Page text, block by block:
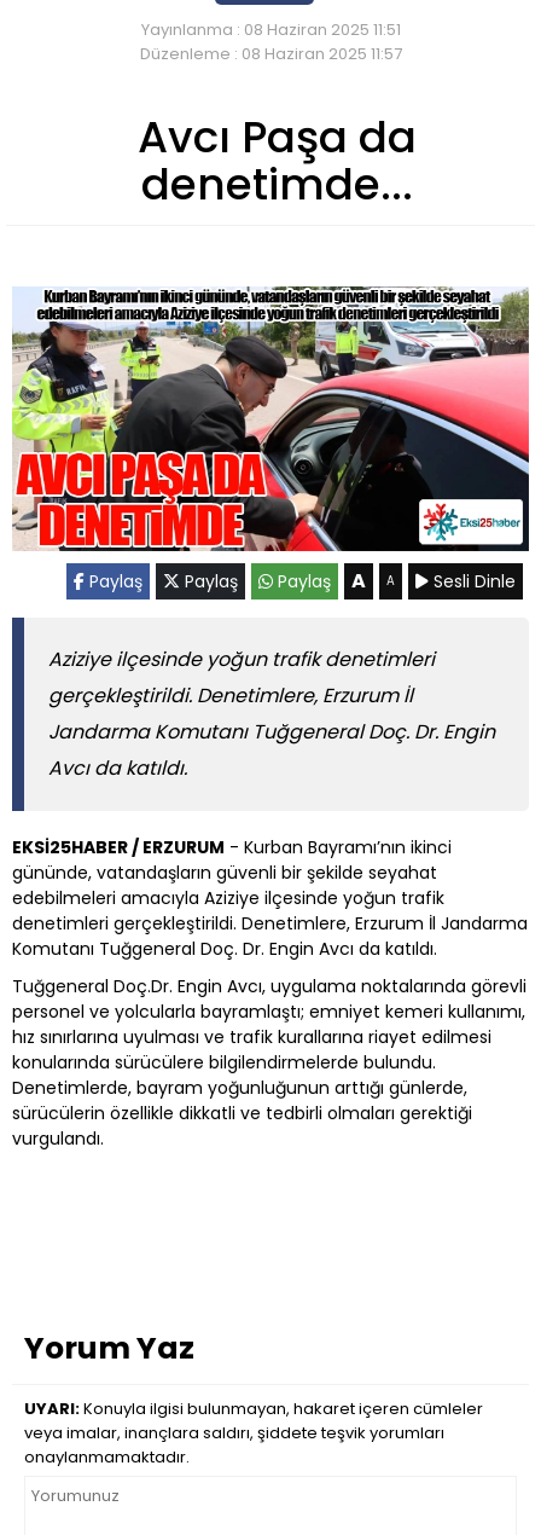
Yayınlanma : 08 Haziran 2025 11:51
Düzenleme : 08 Haziran 2025 11:57
Avcı Paşa da
denetimde...
Paylaş Paylaş Paylaş A A Sesli Dinle
Aziziye ilçesinde yoğun trafik denetimleri
gerçekleştirildi. Denetimlere, Erzurum İl
Jandarma Komutanı Tuğgeneral Doç. Dr. Engin
Avcı da katıldı.
EKSİ25HABER / ERZURUM - Kurban Bayramı’nın ikinci
gününde, vatandaşların güvenli bir şekilde seyahat
edebilmeleri amacıyla Aziziye ilçesinde yoğun trafik
denetimleri gerçekleştirildi. Denetimlere, Erzurum İl Jandarma
Komutanı Tuğgeneral Doç. Dr. Engin Avcı da katıldı.
Tuğgeneral Doç.Dr. Engin Avcı, uygulama noktalarında görevli
personel ve yolcularla bayramlaştı; emniyet kemeri kullanımı,
hız sınırlarına uyulması ve trafik kurallarına riayet edilmesi
konularında sürücülere bilgilendirmelerde bulundu.
Denetimlerde, bayram yoğunluğunun arttığı günlerde,
sürücülerin özellikle dikkatli ve tedbirli olmaları gerektiği
vurgulandı.
Yorum Yaz
UYARI:Konuyla ilgisi bulunmayan, hakaret içeren cümleler
veya imalar, inançlara saldırı, şiddete teşvik yorumları
onaylanmamaktadır.